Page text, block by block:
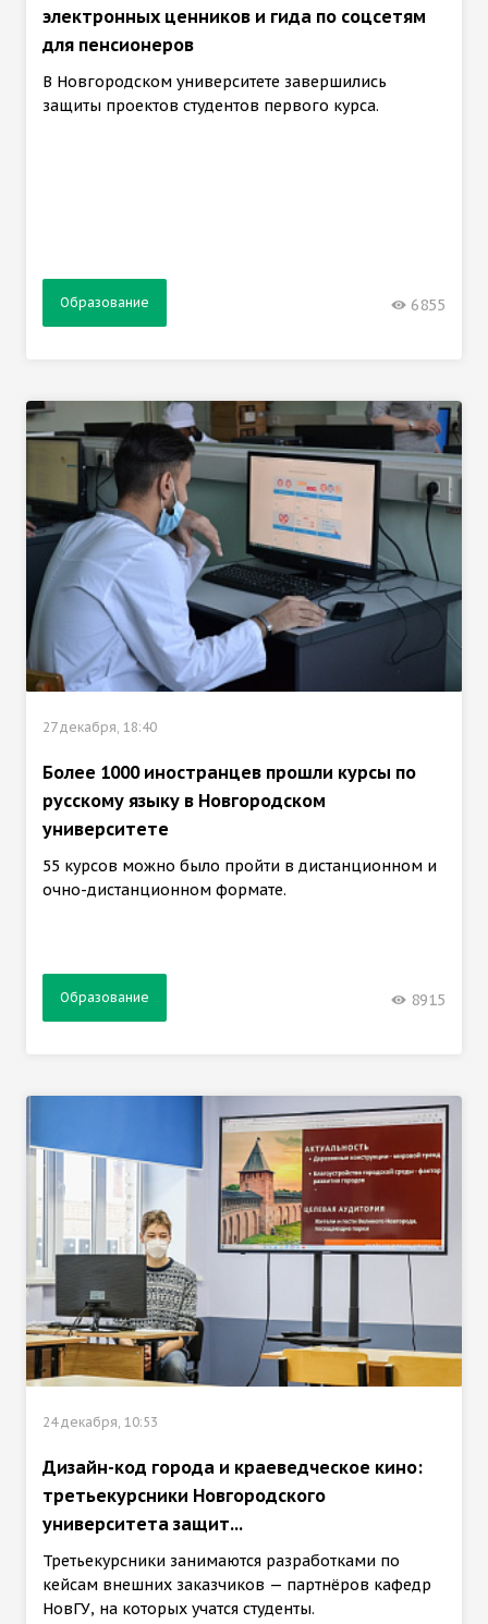
электронных ценников и гида по соцсетям
для пенсионеров
В Новгородском университете завершились
защиты проектов студентов первого курса.
Образование 6855
27 декабря, 18:40
Более 1000 иностранцев прошли курсы по
русскому языку в Новгородском
университете
55 курсов можно было пройти в дистанционном и
очно-дистанционном формате.
Образование 8915
24 декабря, 10:53
Дизайн-код города и краеведческое кино:
третьекурсники Новгородского
университета защит...
Третьекурсники занимаются разработками по
кейсам внешних заказчиков — партнёров кафедр
НовГУ, на которых учатся студенты.